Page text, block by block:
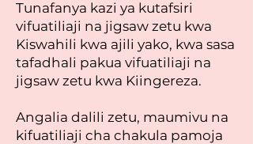
Tunafanya kazi ya kutafsiri
vifuatiliaji na jigsaw zetu kwa
Kiswahili kwa ajili yako, kwa sasa
tafadhali pakua vifuatiliaji na
jigsaw zetu kwa Kiingereza.
Angalia dalili zetu, maumivu na
kifuatiliaji cha chakula pamoja